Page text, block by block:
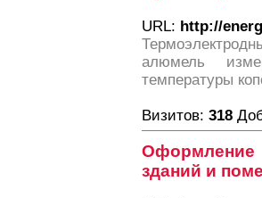
URL: http://
алюмель
температуры
Визитов: 318
зданий и